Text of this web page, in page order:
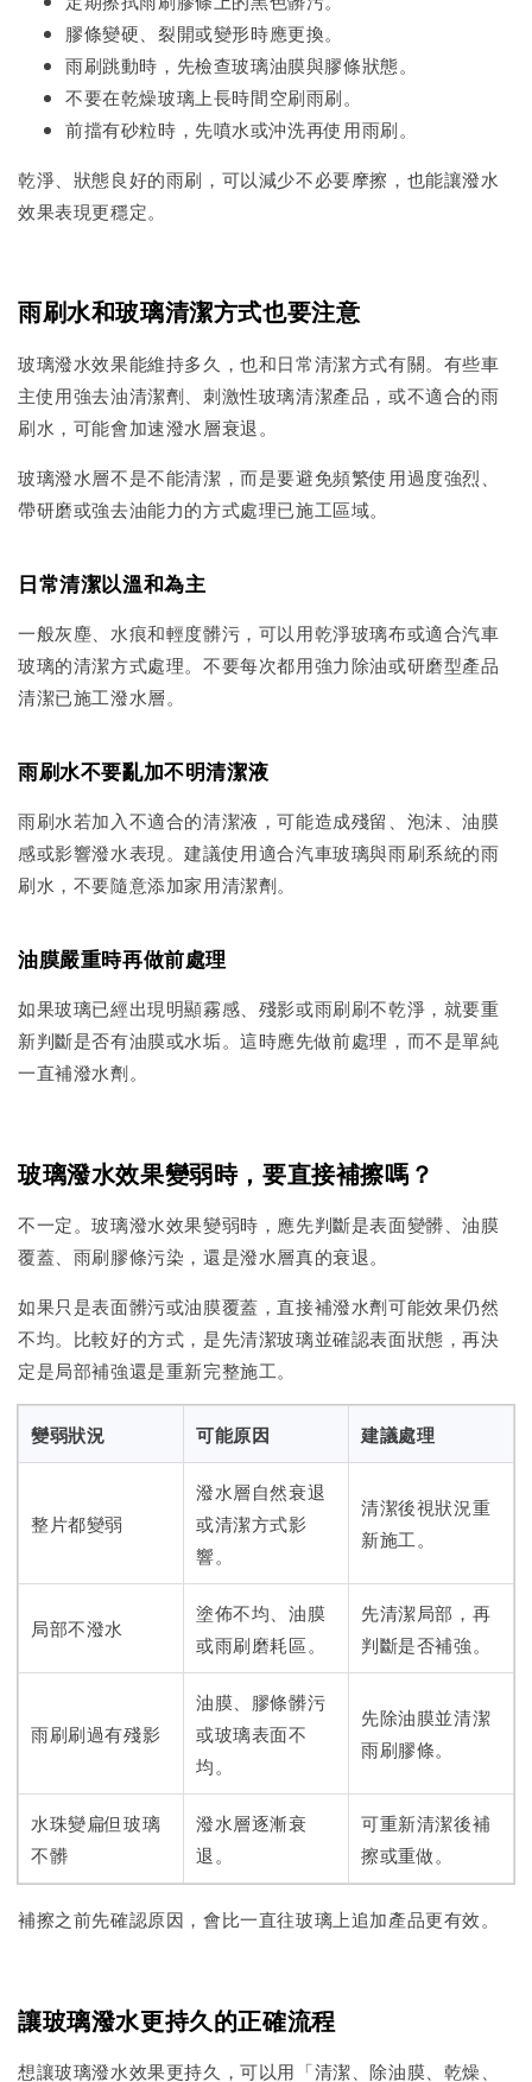
膠條變硬、裂開或變形時應更換。
雨刷跳動時，先檢查玻璃油膜與膠條狀態。
不要在乾燥玻璃上長時間空刷雨刷。
前擋有砂粒時，先噴水或沖洗再使用雨刷。
乾淨、狀態良好的雨刷，可以減少不必要摩擦，也能讓潑水
效果表現更穩定。
雨刷水和玻璃清潔方式也要注意
玻璃潑水效果能維持多久，也和日常清潔方式有關。有些車
主使用強去油清潔劑、刺激性玻璃清潔產品，或不適合的雨
刷水，可能會加速潑水層衰退。
玻璃潑水層不是不能清潔，而是要避免頻繁使用過度強烈、
帶研磨或強去油能力的方式處理已施工區域。
日常清潔以溫和為主
一般灰塵、水痕和輕度髒污，可以用乾淨玻璃布或適合汽車
玻璃的清潔方式處理。不要每次都用強力除油或研磨型產品
清潔已施工潑水層。
雨刷水不要亂加不明清潔液
雨刷水若加入不適合的清潔液，可能造成殘留、泡沫、油膜
感或影響潑水表現。建議使用適合汽車玻璃與雨刷系統的雨
刷水，不要隨意添加家用清潔劑。
油膜嚴重時再做前處理
如果玻璃已經出現明顯霧感、殘影或雨刷刷不乾淨，就要重
新判斷是否有油膜或水垢。這時應先做前處理，而不是單純
一直補潑水劑。
玻璃潑水效果變弱時，要直接補擦嗎？
不一定。玻璃潑水效果變弱時，應先判斷是表面變髒、油膜
覆蓋、雨刷膠條污染，還是潑水層真的衰退。
如果只是表面髒污或油膜覆蓋，直接補潑水劑可能效果仍然
不均。比較好的方式，是先清潔玻璃並確認表面狀態，再決
定是局部補強還是重新完整施工。
變弱狀況 可能原因 建議處理
整片都變弱
潑水層自然衰退
或清潔方式影
響。
清潔後視狀況重
新施工。
局部不潑水
塗佈不均、油膜
或雨刷磨耗區。
先清潔局部，再
判斷是否補強。
雨刷刷過有殘影
油膜、膠條髒污
或玻璃表面不
均。
先除油膜並清潔
雨刷膠條。
水珠變扁但玻璃
不髒
潑水層逐漸衰
退。
可重新清潔後補
擦或重做。
補擦之前先確認原因，會比一直往玻璃上追加產品更有效。
讓玻璃潑水更持久的正確流程
想讓玻璃潑水效果更持久，可以用「清潔、除油膜、乾燥、